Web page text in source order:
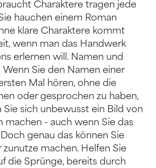
Charaktere tragen jede
hauchen einem Roman
klare Charaktere kommt
wenn man das Handwerk
erlernen will. Namen und
Sie den Namen einer
Mal hören, ohne die
oder gesprochen zu haben,
Sie sich unbewusst ein Bild von
machen - auch wenn Sie das
genau das können Sie
zunutze machen. Helfen Sie
die Sprünge, bereits durch